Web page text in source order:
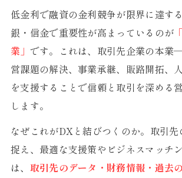
低金利で融資の金利競争が限界に達す
銀・信金で重要性が高まっているのが
業」 です。これは、取引先企業の本
営課題の解決、事業承継、販路開拓
を支援することで信頼と取引を深める
します。
なぜこれがDXと結びつくのか。取引先
捉え、最適な支援策やビジネスマッチ
は、 取引先のデータ・財務情報・過去